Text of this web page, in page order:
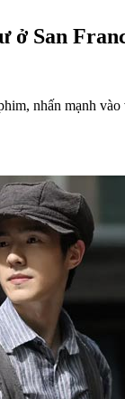
ở San
nhấn mạnh